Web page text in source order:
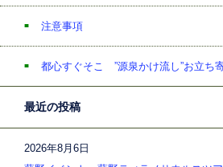
注意事項
都心すぐそこ ”源泉かけ流し”お立ち
最近の投稿
2026年8月6日